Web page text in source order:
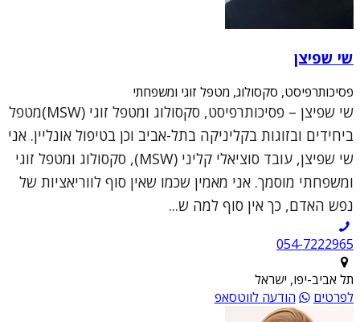
שי שפיצן
פסיכותרפיסט, סקסולוג, מטפל זוגי ומשפחתי
שי שפיצן – פסיכותרפיסט, סקסולוג ומטפל זוגי (MSW)מטפל
ביחידים ובזוגות בקליניקה בתל-אביב וכן בטיפול אונליין. אני
שי שפיצן, עובד סוציאלי קליני (MSW), סקסולוג ומטפל זוגי
ומשפחתי מוסמך. אני מאמין שכמו שאין סוף לווריאציות של
נפש האדם, כך אין סוף למה ש...
054-7222965
תל אביב-יפו, ישראל
לפרטים
הודעה לווטסאפ